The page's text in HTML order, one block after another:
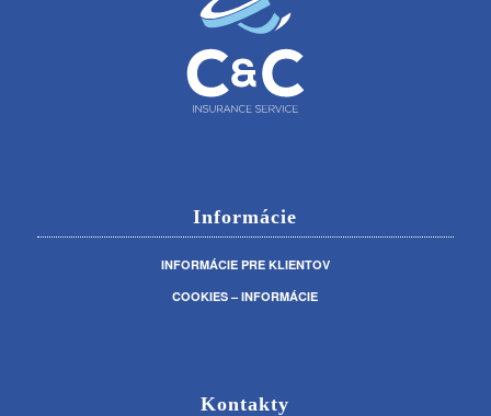
Informácie
INFORMÁCIE PRE KLIENTOV
COOKIES – INFORMÁCIE
Kontakty